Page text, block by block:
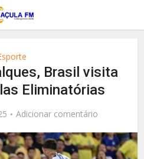
Brasil visita
Eliminatórias
Adicionar comentário